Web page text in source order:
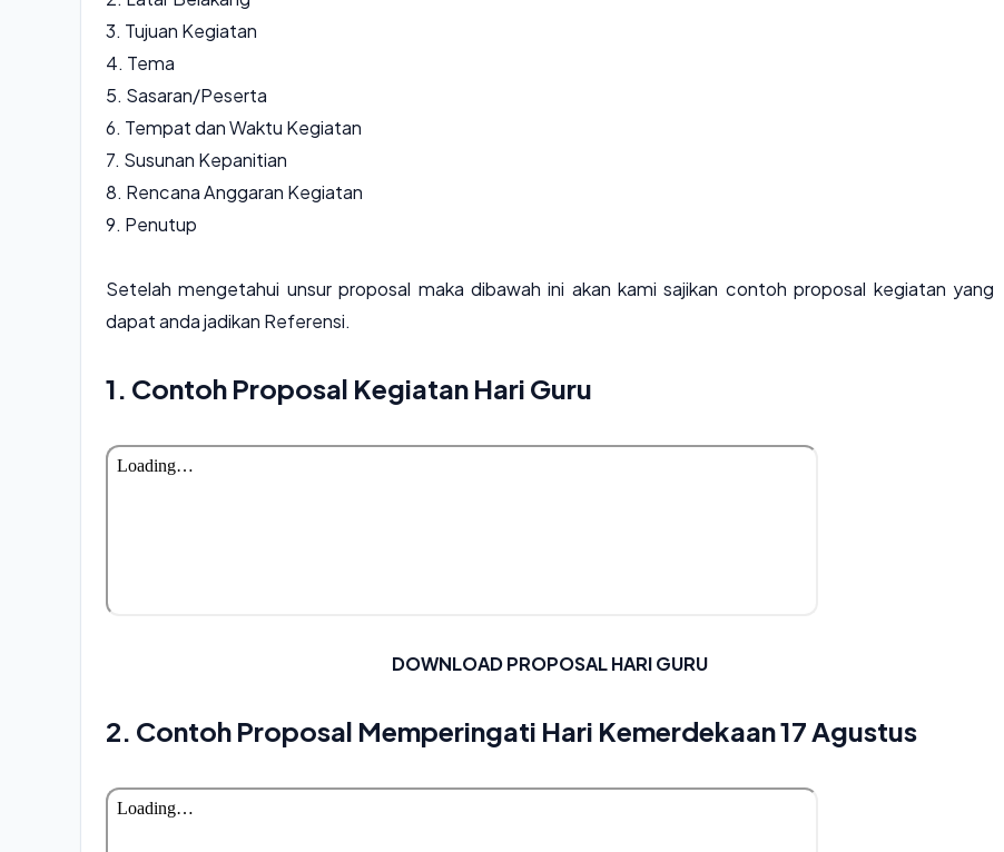
3. Tujuan Kegiatan
4. Tema
5. Sasaran/Peserta
6. Tempat dan Waktu Kegiatan
7. Susunan Kepanitian
8. Rencana Anggaran Kegiatan
9. Penutup
Setelah mengetahui unsur proposal maka dibawah ini akan kami sajikan contoh proposal kegiatan yang
dapat anda jadikan Referensi.
1. Contoh Proposal Kegiatan Hari Guru
DOWNLOAD PROPOSAL HARI GURU
2. Contoh Proposal Memperingati Hari Kemerdekaan 17 Agustus